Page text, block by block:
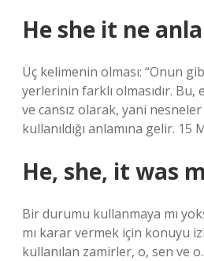
He she it ne
Üç kelimenin olması: “Onun
yerlerinin farklı olmasıdır. Bu,
ve cansız olarak, yani
kullanıldığı anlamına gelir. 15
He, she, it was
Bir durumu kullanmaya mı
mı karar vermek için konuyu
kullanılan zamirler, o, sen ve